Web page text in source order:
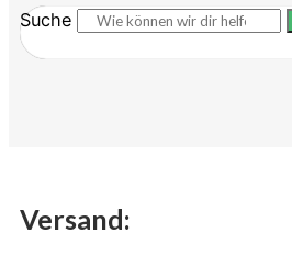
Suche
Versand: